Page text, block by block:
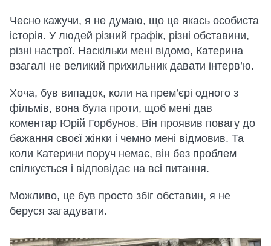
Чесно кажучи, я не думаю, що це якась особиста
історія. У людей різний графік, різні обставини,
різні настрої. Наскільки мені відомо, Катерина
взагалі не великий прихильник давати інтерв’ю.
Хоча, був випадок, коли на прем’єрі одного з
фільмів, вона була проти, щоб мені дав
коментар Юрій Горбунов. Він проявив повагу до
бажання своєї жінки і чемно мені відмовив. Та
коли Катерини поруч немає, він без проблем
спілкується і відповідає на всі питання.
Можливо, це був просто збіг обставин, я не
беруся загадувати.